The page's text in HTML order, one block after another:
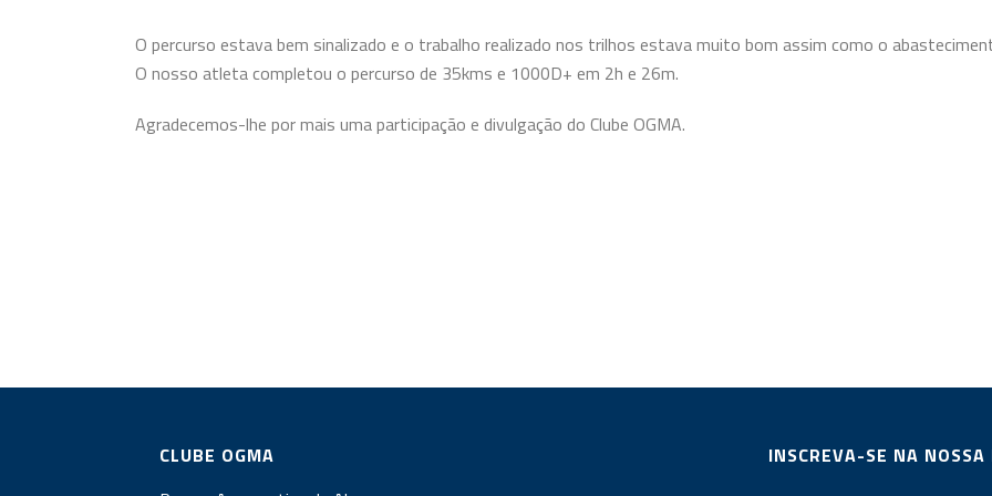
O percurso estava bem sinalizado e o trabalho realizado nos trilhos estava muito bom assim como o
O nosso atleta completou o percurso de 35kms e 1000D+ em 2h e 26m.
Agradecemos-lhe por mais uma participação e divulgação do Clube OGMA.
CLUBE OGMA
INSCREVA-SE NA